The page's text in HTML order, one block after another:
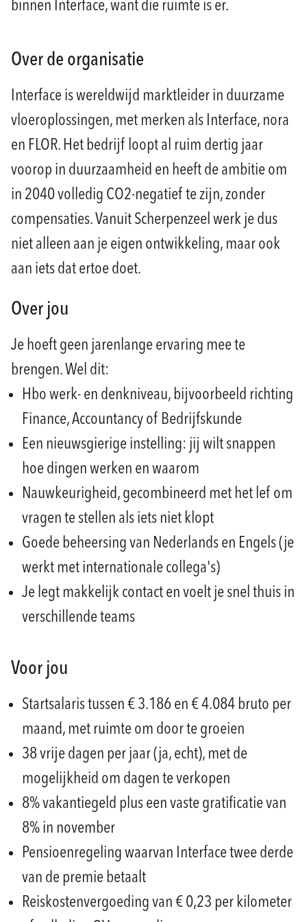
binnen Interface, want die ruimte is er.
Over de organisatie
Interface is wereldwijd marktleider in duurzame
vloeroplossingen, met merken als Interface, nora
en FLOR. Het bedrijf loopt al ruim dertig jaar
voorop in duurzaamheid en heeft de ambitie om
in 2040 volledig CO2-negatief te zijn, zonder
compensaties. Vanuit Scherpenzeel werk je dus
niet alleen aan je eigen ontwikkeling, maar ook
aan iets dat ertoe doet.
Over jou
Je hoeft geen jarenlange ervaring mee te
brengen. Wel dit:
Hbo werk- en denkniveau, bijvoorbeeld richting
Finance, Accountancy of Bedrijfskunde
Een nieuwsgierige instelling: jij wilt snappen
hoe dingen werken en waarom
Nauwkeurigheid, gecombineerd met het lef om
vragen te stellen als iets niet klopt
Goede beheersing van Nederlands en Engels (je
werkt met internationale collega's)
Je legt makkelijk contact en voelt je snel thuis in
verschillende teams
Voor jou
Startsalaris tussen € 3.186 en € 4.084 bruto per
maand, met ruimte om door te groeien
38 vrije dagen per jaar (ja, echt), met de
mogelijkheid om dagen te verkopen
8% vakantiegeld plus een vaste gratificatie van
8% in november
Pensioenregeling waarvan Interface twee derde
van de premie betaalt
Reiskostenvergoeding van € 0,23 per kilometer